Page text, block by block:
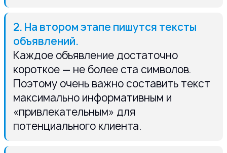
2. На втором этапе пишутся тексты
объявлений.
Каждое объявление достаточно
короткое — не более ста символов.
Поэтому очень важно составить текст
максимально информативным и
«привлекательным» для
потенциального клиента.